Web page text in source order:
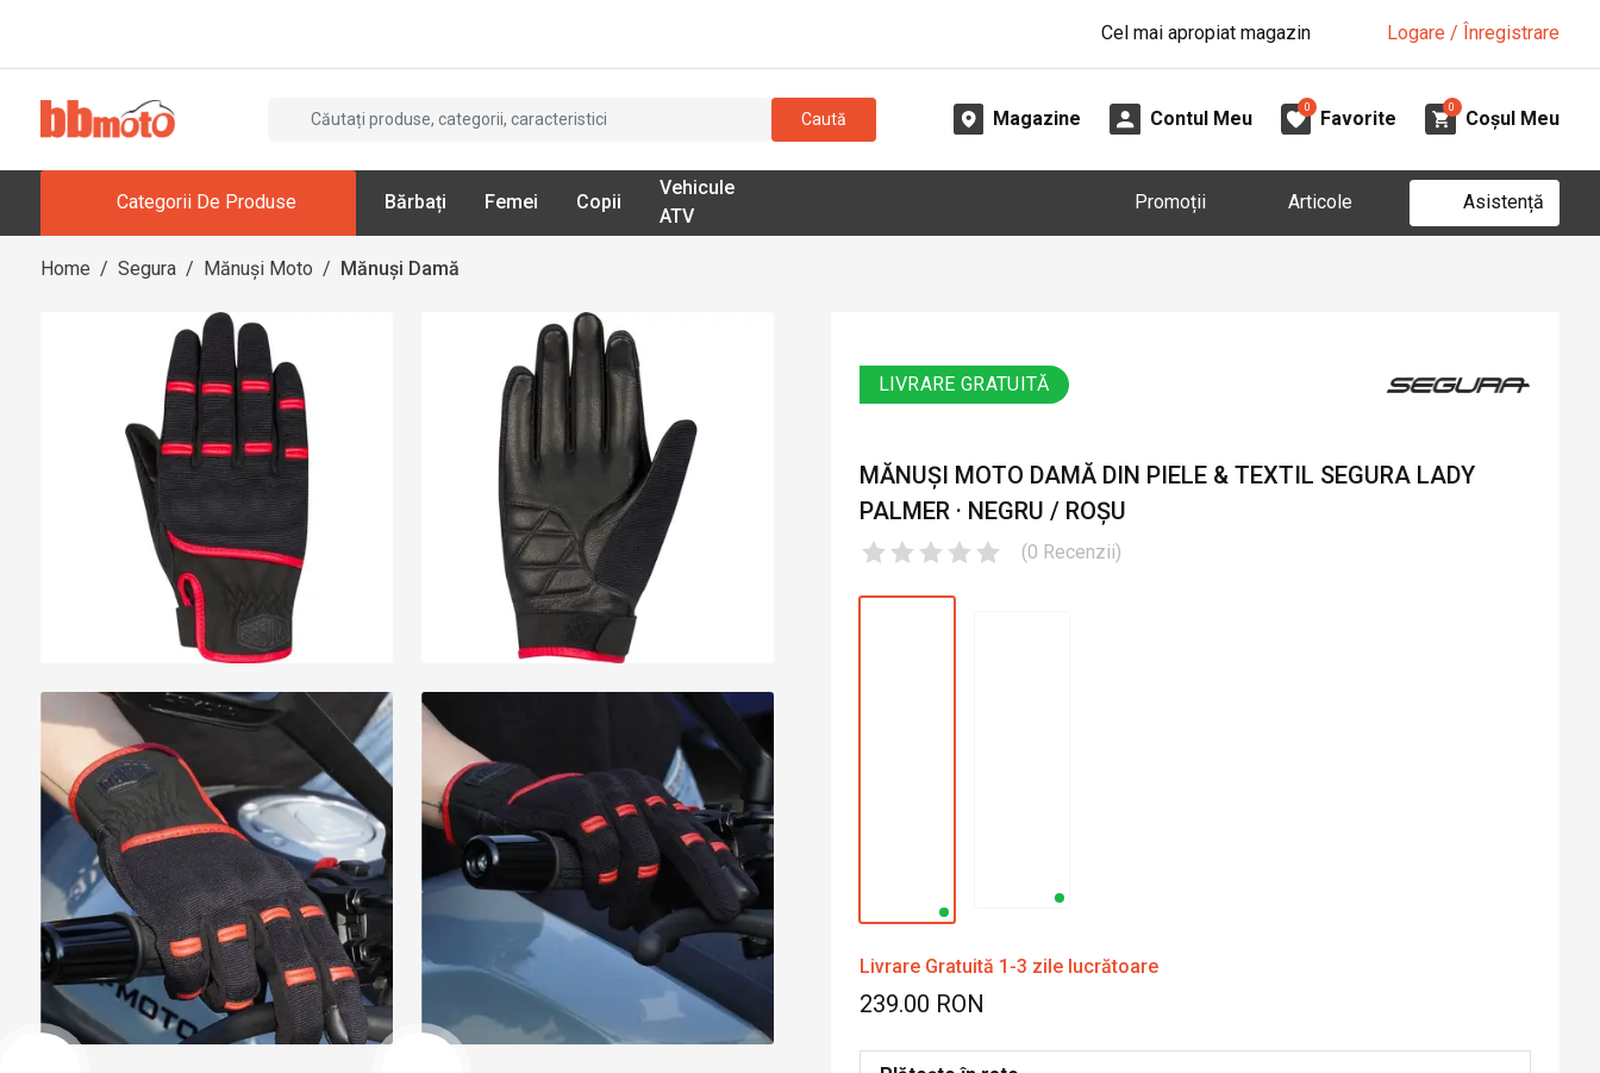
Cel mai apropiat magazin Logare / Înregistrare
Caută Magazine Contul Meu
0
Favorite
0
Coșul Meu
Categorii De Produse Bărbați Femei Copii
Vehicule
ATV
Promoții Articole Asistență
Home / Segura / Mănuși Moto / Mănuși Damă
LIVRARE GRATUITĂ
MĂNUȘI MOTO DAMĂ DIN PIELE & TEXTIL SEGURA LADY
PALMER · NEGRU / ROȘU
(0 Recenzii)
Livrare Gratuită 1-3 zile lucrătoare
239.00 RON